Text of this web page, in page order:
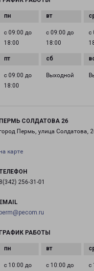
с 09:00 до
18:00
с 09:00 до
18:00
с
с 09:00 до
18:00
Выходной
СОЛДАТОВА 26
Пермь, улица Солдатова,
карте
256-31-01
РАБОТЫ
с 10:00 до
с 10:00 до
с